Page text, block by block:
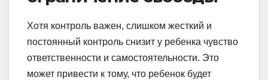
Хотя контроль важен, слишком жесткий и
постоянный контроль снизит у ребенка чувство
ответственности и самостоятельности. Это
может привести к тому, что ребенок будет